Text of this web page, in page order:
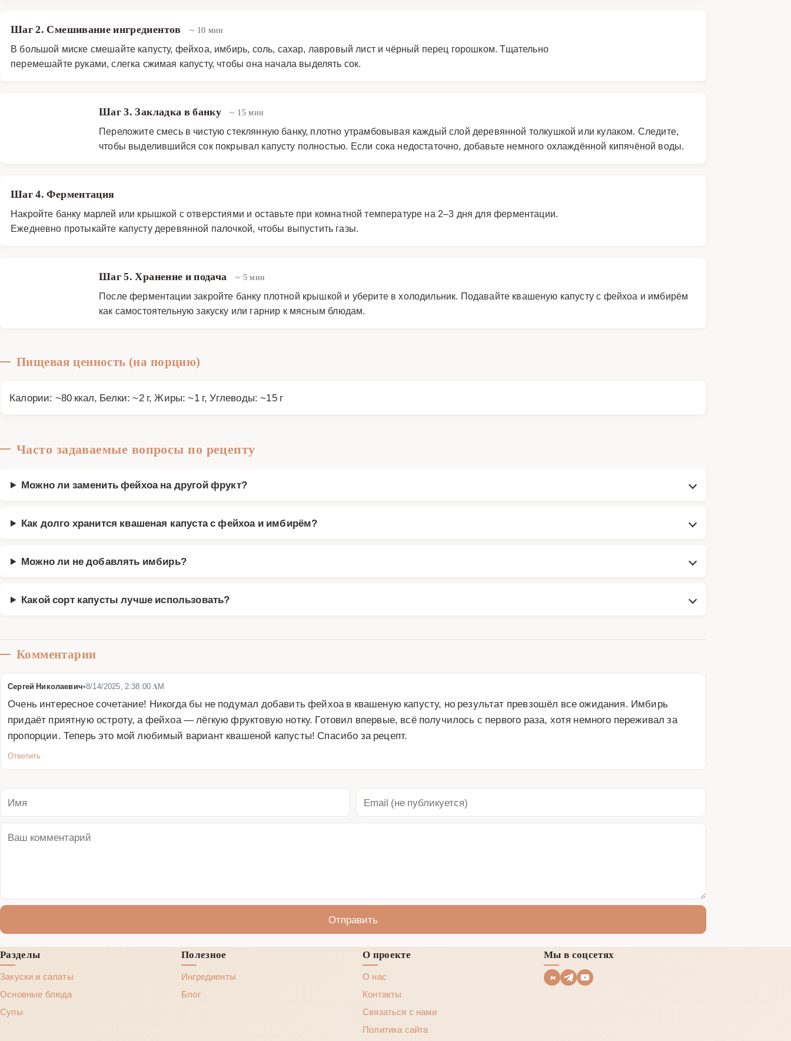
Шаг 2. Смешивание ингредиентов ~ 10 мин
В большой миске смешайте капусту, фейхоа, имбирь, соль, сахар, лавровый лист и чёрный перец горошком. Тщательно
перемешайте руками, слегка сжимая капусту, чтобы она начала выделять сок.
Шаг 3. Закладка в банку ~ 15 мин
Переложите смесь в чистую стеклянную банку, плотно утрамбовывая каждый слой деревянной толкушкой или кулаком. Следите,
чтобы выделившийся сок покрывал капусту полностью. Если сока недостаточно, добавьте немного охлаждённой кипячёной воды.
Шаг 4. Ферментация
Накройте банку марлей или крышкой с отверстиями и оставьте при комнатной температуре на 2–3 дня для ферментации.
Ежедневно протыкайте капусту деревянной палочкой, чтобы выпустить газы.
Шаг 5. Хранение и подача ~ 5 мин
После ферментации закройте банку плотной крышкой и уберите в холодильник. Подавайте квашеную капусту с фейхоа и имбирём
как самостоятельную закуску или гарнир к мясным блюдам.
Пищевая ценность (на порцию)
Калории: ~80 ккал, Белки: ~2 г, Жиры: ~1 г, Углеводы: ~15 г
Часто задаваемые вопросы по рецепту
Можно ли заменить фейхоа на другой фрукт?
Как долго хранится квашеная капуста с фейхоа и имбирём?
Можно ли не добавлять имбирь?
Какой сорт капусты лучше использовать?
Комментарии
Сергей Николаевич•8/14/2025, 2:38:00 AM
Очень интересное сочетание! Никогда бы не подумал добавить фейхоа в квашеную капусту, но результат превзошёл все ожидания. Имбирь
придаёт приятную остроту, а фейхоа — лёгкую фруктовую нотку. Готовил впервые, всё получилось с первого раза, хотя немного переживал за
пропорции. Теперь это мой любимый вариант квашеной капусты! Спасибо за рецепт.
Ответить
Отправить
Разделы
Закуски и салаты
Основные блюда
Супы
Полезное
Ингредиенты
Блог
О проекте
О нас
Контакты
Связаться с нами
Политика сайта
Мы в соцсетях